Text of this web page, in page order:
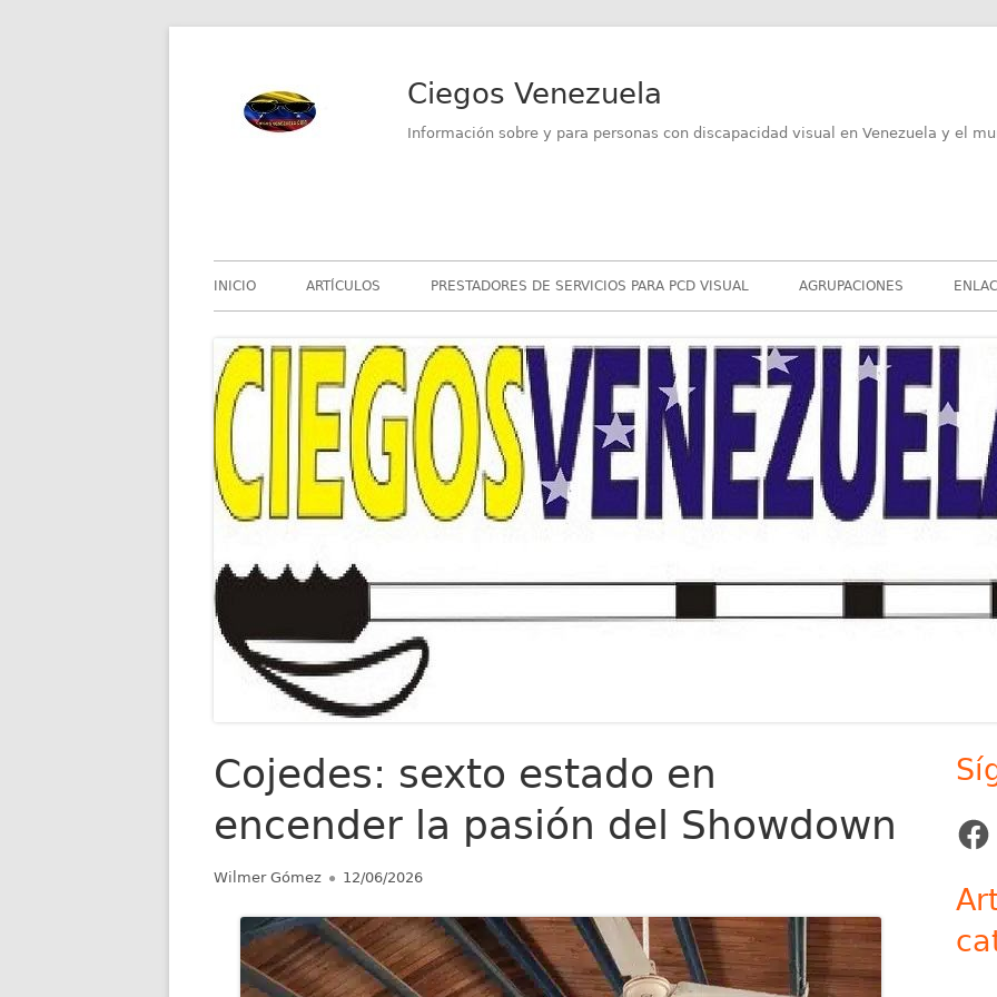
Ciegos Venezuela
Información sobre y para personas con discapacidad visual en Venezuela y el
Menú
INICIO ARTÍCULOS PRESTADORES DE SERVICIOS PARA PCD VISUAL AGRUPACIONES
Cojedes: sexto estado en
encender la pasión del Showdown
Autor
Wilmer Gómez
Publicado
12/06/2026